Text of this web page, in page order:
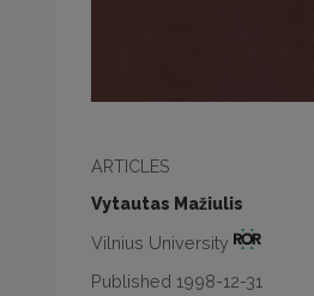
ARTICLES
Vytautas Mažiulis
Vilnius University
Published 1998-12-31